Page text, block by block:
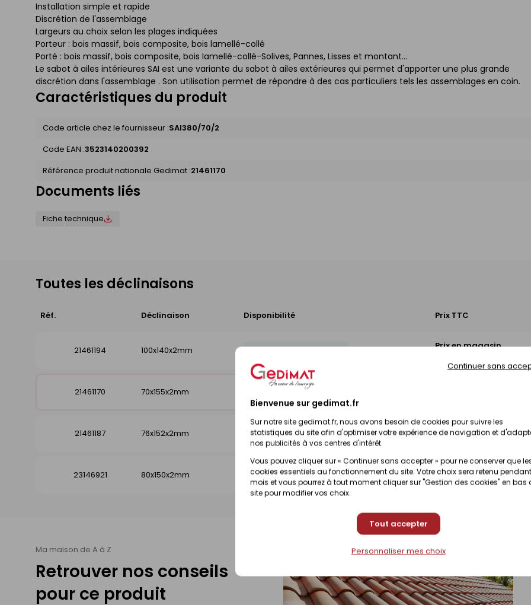
Bienvenue sur gedimat.fr
Sur notre site gedimat.fr, nous avons besoin de cookies pour suivre les
statistiques du site afin d'optimiser votre expérience de navigation et
nos publicités à vos centres d'intérêt.
Vous pouvez cliquer sur « Continuer sans accepter » pour ne conserver que
cookies essentiels au fonctionnement du site. Votre choix sera retenu pendant
mois et vous pourrez à tout moment cliquer sur "Gestion des cookies" en bas
site pour modifier vos choix.
Tout accepter
Continuer sans
Personnaliser mes choix
Installation simple et rapide
Discrétion de l'assemblage
Largeurs au choix selon les plages indiquées
Porteur : bois massif, bois composite, bois lamellé-collé
Porté : bois massif, bois composite, bois lamellé-collé-Solives, Pannes, Lisses et montant...
Le sabot à ailes intérieures SAI est une variante du sabot à ailes extérieures qui permet d'apporter une plus grande
discrétion dans l'assemblage . Son utilisation permet de répondre à des cas particuliers tels les assemblages en coin.
Caractéristiques du produit
Code article chez le fournisseur :SAI380/70/2
Code EAN :3523140200392
Référence produit nationale Gedimat :21461170
Documents liés
Fiche technique
Toutes les déclinaisons
Réf. Déclinaison Disponibilité Prix TTC
21461194 100x140x2mm Disponible sous 10 jours Prix en magasin
21461170
70x155x2mm Disponible sous 10 jours
21461187 76x152x2mm Disponible sous 10 jours Prix en magasin
(contactez votre
23146921
80x150x2mm Disponible sous 10 jours Prix en magasin
(contactez votre
Ma maison de A à Z
Retrouver nos conseils
pour ce produit